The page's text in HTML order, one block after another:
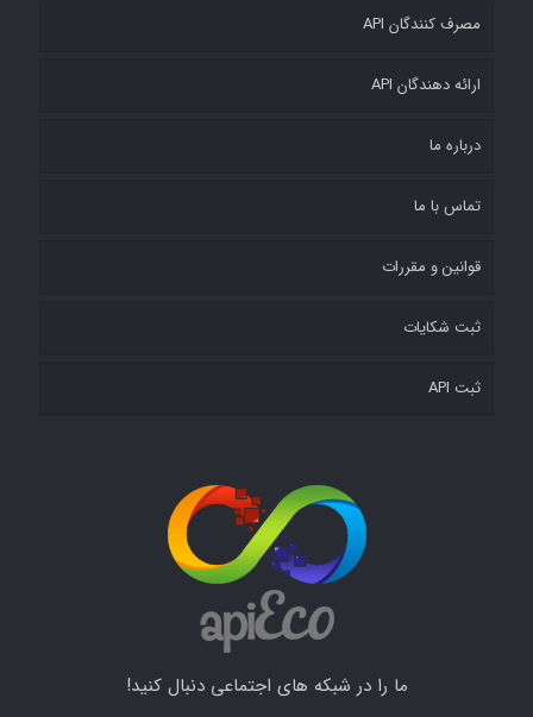
مصرف کنندگان API
ارائه دهندگان API
درباره ما
تماس با ما
قوانین و مقررات
ثبت شکایات
ثبت API
ما را در شبکه های اجتماعی دنبال کنید!